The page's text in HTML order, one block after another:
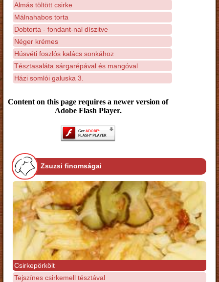
Almás töltött csirke
Málnahabos torta
Dobtorta - fondant-nal díszitve
Néger krémes
Húsvéti foszlós kalács sonkához
Tésztasaláta sárgarépával és mangóval
Házi somlói galuska 3.
Content on this page requires a newer version of
Adobe Flash Player.
Zsuzsi finomságai
Csirkepörkölt
Tejszínes csirkemell tésztával